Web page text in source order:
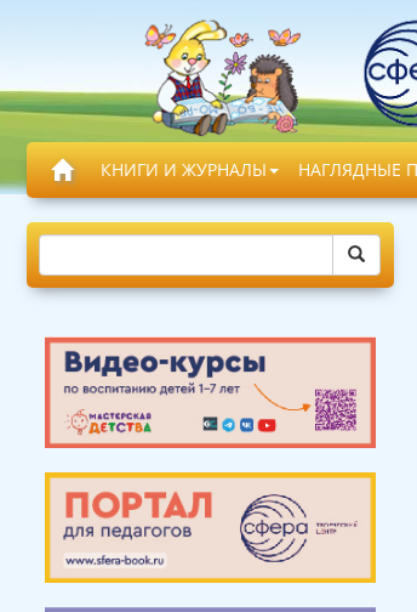
КНИГИ И ЖУРНАЛЫ НАГЛЯДНЫЕ